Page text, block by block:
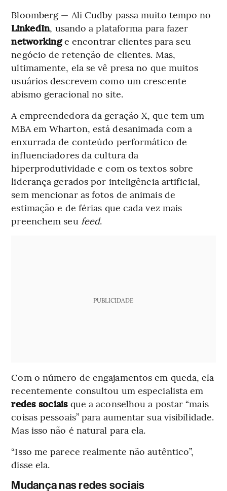
Bloomberg — Ali Cudby passa muito tempo no
LinkedIn, usando a plataforma para fazer
networkinge encontrar clientes para seu
negócio de retenção de clientes. Mas,
ultimamente, ela se vê presa no que muitos
usuários descrevem como um crescente
abismo geracional no site.
A empreendedora da geração X, que tem um
MBA em Wharton, está desanimada com a
enxurrada de conteúdo performático de
influenciadores da cultura da
hiperprodutividade e com os textos sobre
liderança gerados por inteligência artificial,
sem mencionar as fotos de animais de
estimação e de férias que cada vez mais
preenchem seu feed.
PUBLICIDADE
Com o número de engajamentos em queda, ela
recentemente consultou um especialista em
redes sociaisque a aconselhou a postar “mais
coisas pessoais” para aumentar sua visibilidade.
Mas isso não é natural para ela.
“Isso me parece realmente não autêntico”,
disse ela.
Mudança nas redes sociais